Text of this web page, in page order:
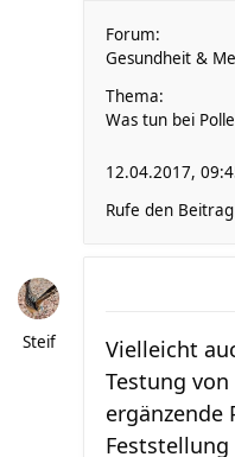
Forum:
Gesundheit &
Thema:
Was tun bei
12.04.2017,
Rufe den
Steif
Vielleicht
Testung
ergänzende